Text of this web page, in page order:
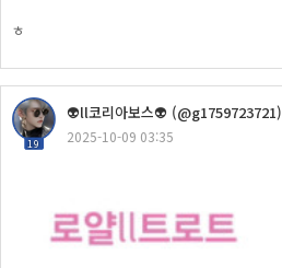
ㅎ
19
👽ll코리아보스👽 (@g1759723721)
2025-10-09 03:35